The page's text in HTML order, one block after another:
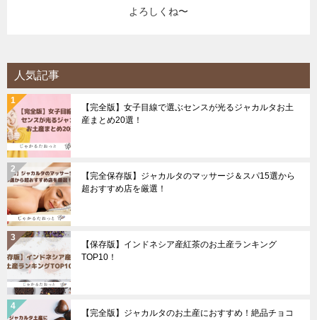
よろしくね〜
人気記事
【完全版】女子目線で選ぶセンスが光るジャカルタお土
産まとめ20選！
【完全保存版】ジャカルタのマッサージ＆スパ15選から
超おすすめ店を厳選！
【保存版】インドネシア産紅茶のお土産ランキング
TOP10！
【完全版】ジャカルタのお土産におすすめ！絶品チョコ